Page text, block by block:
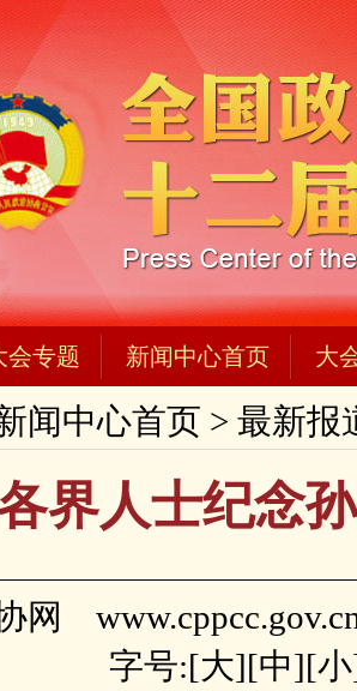
会专题 新闻中心首页 大
闻中心首页 > 最新报
界人士纪念
网
字号:[大][中][小